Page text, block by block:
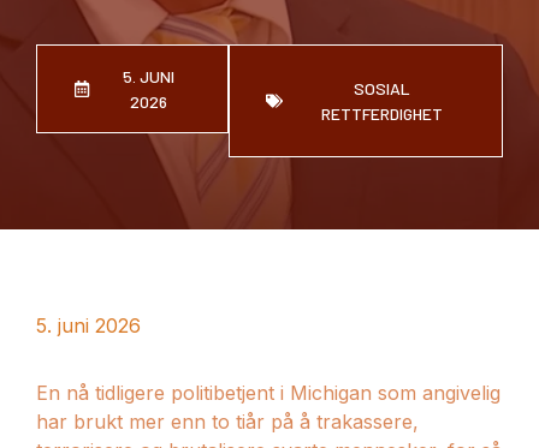
5. JUNI
2026
SOSIAL
RETTFERDIGHET
5. juni 2026
En nå tidligere politibetjent i Michigan som angivelig
har brukt mer enn to tiår på å trakassere,